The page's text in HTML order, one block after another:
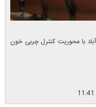
با محوریت کنترل چربی خون